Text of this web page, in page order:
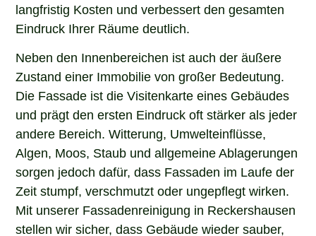
langfristig Kosten und verbessert den gesamten
Eindruck Ihrer Räume deutlich.
Neben den Innenbereichen ist auch der äußere
Zustand einer Immobilie von großer Bedeutung.
Die Fassade ist die Visitenkarte eines Gebäudes
und prägt den ersten Eindruck oft stärker als jeder
andere Bereich. Witterung, Umwelteinflüsse,
Algen, Moos, Staub und allgemeine Ablagerungen
sorgen jedoch dafür, dass Fassaden im Laufe der
Zeit stumpf, verschmutzt oder ungepflegt wirken.
Mit unserer Fassadenreinigung in Reckershausen
stellen wir sicher, dass Gebäude wieder sauber,